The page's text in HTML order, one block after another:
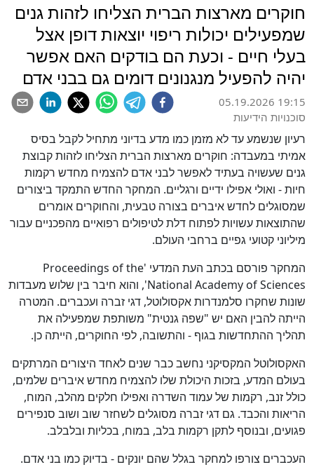
חוקרים מארצות הברית הצליחו לזהות גנים
שמפעילים יכולות ריפוי יוצאות דופן אצל
בעלי חיים - וכעת הם בודקים האם אפשר
יהיה להפעיל מנגנונים דומים גם בבני אדם
05.19.2026 19:15
סוכנויות הידיעות
רעיון שנשמע עד לא מזמן כמו מדע בדיוני מתחיל לקבל בסיס
אמיתי במעבדה: חוקרים מארצות הברית הצליחו לזהות קבוצת
גנים שעשויה בעתיד לאפשר לבני אדם להצמיח מחדש רקמות
חיות - ואולי אפילו ידיים ורגליים. המחקר החדש התמקד ביצורים
שמסוגלים לחדש איברים בצורה טבעית, והחוקרים אומרים
שהתוצאות עשויות לפתוח דלת לטיפולים רפואיים מהפכניים עבור
מיליוני קטועי גפיים ברחבי העולם.
המחקר פורסם בכתב העת המדעי 'Proceedings of the
National Academy of Sciences', והוא חיבר בין שלוש מעבדות
שונות שחקרו סלמנדרות אקסולוטל, דגי זברה ועכברים. המטרה
הייתה להבין האם יש "שפה גנטית" משותפת שמפעילה את
תהליך ההתחדשות בגוף - והתשובה, לפי החוקרים, הייתה כן.
האקסולוטל המקסיקני נחשב כבר שנים לאחד היצורים המרתקים
בעולם המדע, בזכות היכולת שלו להצמיח מחדש איברים שלמים,
כולל זנב, רקמות של עמוד השדרה ואפילו חלקים מהלב, המוח,
הריאות והכבד. גם דגי זברה מסוגלים לשחזר שוב ושוב סנפירים
פגועים, ובנוסף לתקן רקמות בלב, במוח, בכליות ובלבלב.
העכברים צורפו למחקר בגלל שהם יונקים - בדיוק כמו בני אדם.